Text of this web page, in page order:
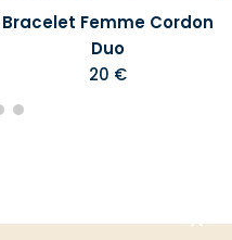
Bracelet Femme Cordon
Duo
20 €